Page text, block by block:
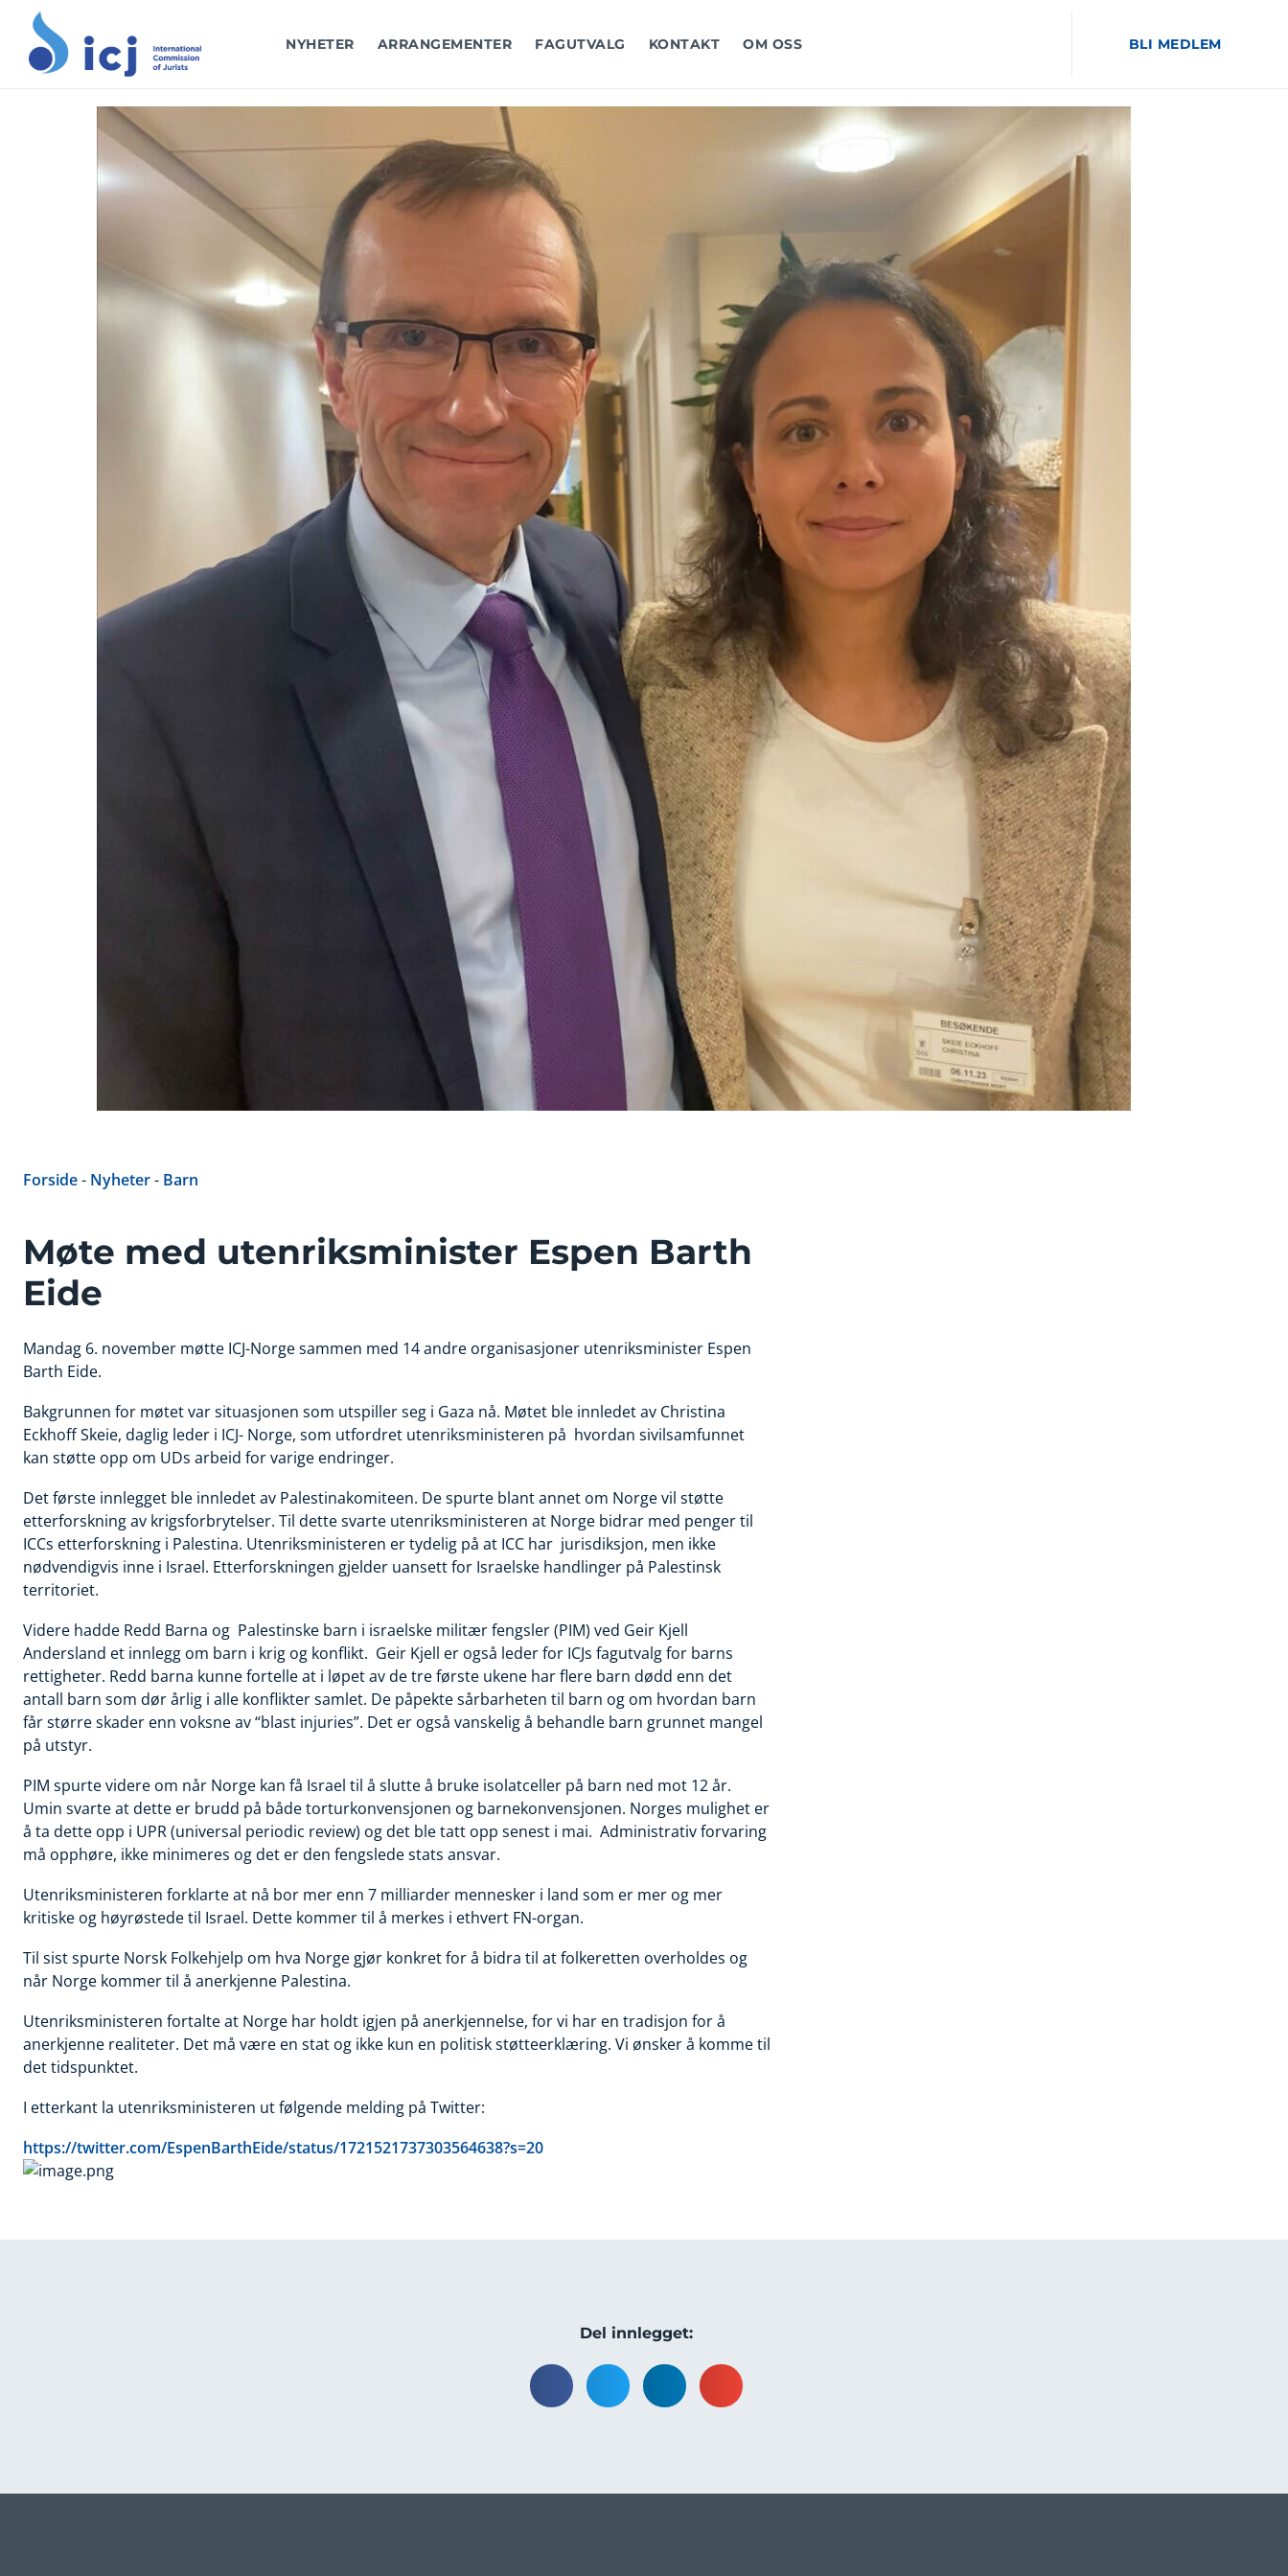
NYHETER ARRANGEMENTER FAGUTVALG KONTAKT OM OSS BLI MEDLEM
Forside- Nyheter- Barn
Møte med utenriksminister Espen Barth
Eide
Mandag 6. november møtte ICJ-Norge sammen med 14 andre organisasjoner utenriksminister Espen
Barth Eide.
Bakgrunnen for møtet var situasjonen som utspiller seg i Gaza nå. Møtet ble innledet av Christina
Eckhoff Skeie, daglig leder i ICJ- Norge, som utfordret utenriksministeren på hvordan sivilsamfunnet
kan støtte opp om UDs arbeid for varige endringer.
Det første innlegget ble innledet av Palestinakomiteen. De spurte blant annet om Norge vil støtte
etterforskning av krigsforbrytelser. Til dette svarte utenriksministeren at Norge bidrar med penger til
ICCs etterforskning i Palestina. Utenriksministeren er tydelig på at ICC har jurisdiksjon, men ikke
nødvendigvis inne i Israel. Etterforskningen gjelder uansett for Israelske handlinger på Palestinsk
territoriet.
Videre hadde Redd Barna og Palestinske barn i israelske militær fengsler (PIM) ved Geir Kjell
Andersland et innlegg om barn i krig og konflikt. Geir Kjell er også leder for ICJs fagutvalg for barns
rettigheter. Redd barna kunne fortelle at i løpet av de tre første ukene har flere barn dødd enn det
antall barn som dør årlig i alle konflikter samlet. De påpekte sårbarheten til barn og om hvordan barn
får større skader enn voksne av “blast injuries”. Det er også vanskelig å behandle barn grunnet mangel
på utstyr.
PIM spurte videre om når Norge kan få Israel til å slutte å bruke isolatceller på barn ned mot 12 år.
Umin svarte at dette er brudd på både torturkonvensjonen og barnekonvensjonen. Norges mulighet er
å ta dette opp i UPR (universal periodic review) og det ble tatt opp senest i mai. Administrativ forvaring
må opphøre, ikke minimeres og det er den fengslede stats ansvar.
Utenriksministeren forklarte at nå bor mer enn 7 milliarder mennesker i land som er mer og mer
kritiske og høyrøstede til Israel. Dette kommer til å merkes i ethvert FN-organ.
Til sist spurte Norsk Folkehjelp om hva Norge gjør konkret for å bidra til at folkeretten overholdes og
når Norge kommer til å anerkjenne Palestina.
Utenriksministeren fortalte at Norge har holdt igjen på anerkjennelse, for vi har en tradisjon for å
anerkjenne realiteter. Det må være en stat og ikke kun en politisk støtteerklæring. Vi ønsker å komme til
det tidspunktet.
I etterkant la utenriksministeren ut følgende melding på Twitter:
https://twitter.com/EspenBarthEide/status/1721521737303564638?s=20
Del innlegget: